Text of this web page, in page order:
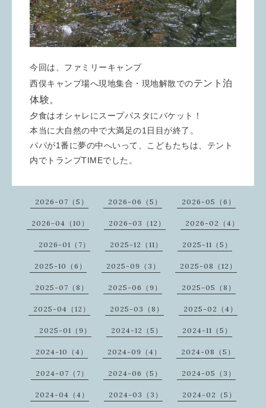
今回は、ファミリーキャンプ
西俣キャンプ場へ現地集合・現地解散でのテント泊
体験。
夕食はオシャレにスープパスタにバケット！
本当に大自然の中で大満足の1日目が終了。
パパが1番に夢の中へいって、こどもたちは、テント
内でトランプTIMEでした。
2026-07（5） 2026-06（5） 2026-05（6）
2026-04（10） 2026-03（12） 2026-02（4）
2026-01（7） 2025-12（11） 2025-11（5）
2025-10（6） 2025-09（3） 2025-08（12）
2025-07（8） 2025-06（9） 2025-05（8）
2025-04（12） 2025-03（8） 2025-02（4）
2025-01（9） 2024-12（5） 2024-11（5）
2024-10（4） 2024-09（4） 2024-08（5）
2024-07（7） 2024-06（5） 2024-05（3）
2024-04（4） 2024-03（3） 2024-02（5）